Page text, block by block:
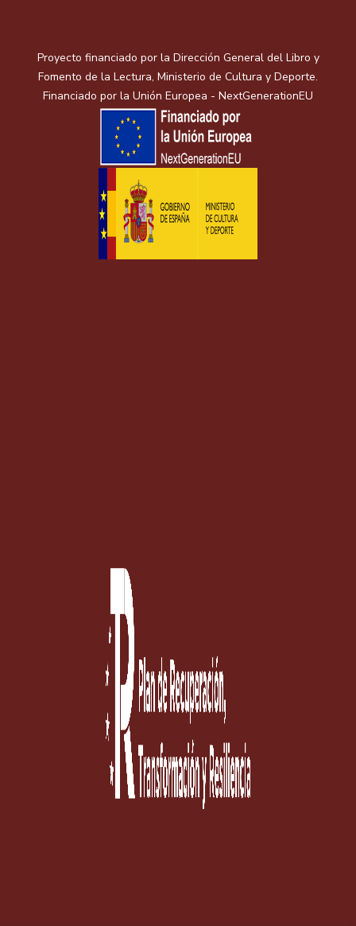
Proyecto financiado por la Dirección General del Libro y
Fomento de la Lectura, Ministerio de Cultura y Deporte.
Financiado por la Unión Europea - NextGenerationEU